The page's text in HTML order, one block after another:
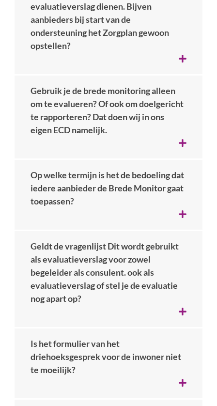
evaluatieverslag dienen. Bijven
aanbieders bij start van de
ondersteuning het Zorgplan gewoon
opstellen?
Gebruik je de brede monitoring alleen
om te evalueren? Of ook om doelgericht
te rapporteren? Dat doen wij in ons
eigen ECD namelijk.
Op welke termijn is het de bedoeling dat
iedere aanbieder de Brede Monitor gaat
toepassen?
Geldt de vragenlijst Dit wordt gebruikt
als evaluatieverslag voor zowel
begeleider als consulent. ook als
evaluatieverslag of stel je de evaluatie
nog apart op?
Is het formulier van het
driehoeksgesprek voor de inwoner niet
te moeilijk?